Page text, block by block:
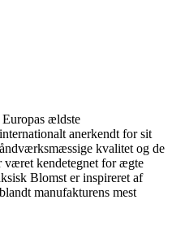
ældste
anerkendt for sit
kvalitet og de
været kendetegnet for ægte
Blomst er inspireret af
manufakturens mest